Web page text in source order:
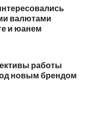
валютами
и юанем
работы
новым брендом